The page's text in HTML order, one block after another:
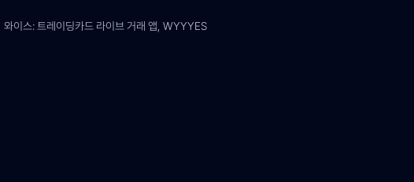
와이스: 트레이딩카드 라이브 거래 앱, WYYYES